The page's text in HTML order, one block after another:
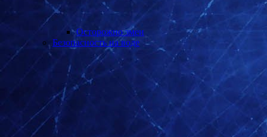
Осторожно змеи
Безопасность на воде